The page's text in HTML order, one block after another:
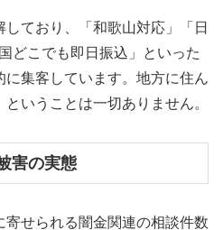
ており、「和歌山対応」「日
どこでも即日振込」といった
集客しています。地方に住ん
いうことは一切ありません。
害の実態
せられる闇金関連の相談件数